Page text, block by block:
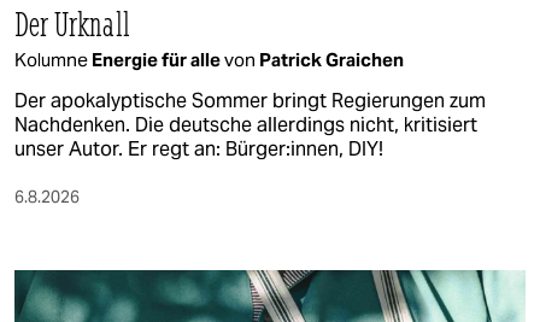
Der Urknall
Kolumne Energie für allevon Patrick Graichen
Der apokalyptische Sommer bringt Regierungen zum
Nachdenken. Die deutsche allerdings nicht, kritisiert
unser Autor. Er regt an: Bürger:innen, DIY!
6.8.2026